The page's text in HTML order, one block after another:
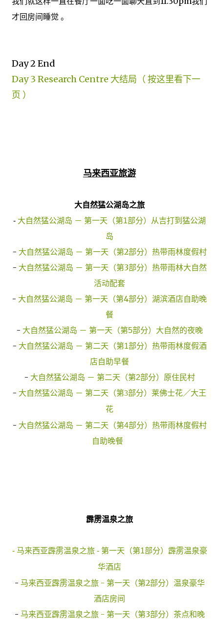
才回房间睡觉 。
Day 2 End
Day 3 Research Centre 大结局（ 按这里看下一
页 ）
马来西亚旅游
大自然猛公湖岛之旅
- 大自然猛公湖岛 － 第一天（第1部分）从吉打到猛公湖
岛
- 大自然猛公湖岛 － 第一天（第2部分）热带雨林度假村
- 大自然猛公湖岛 － 第一天（第3部分）热带雨林大自然
活动配套
- 大自然猛公湖岛 － 第一天（第4部分）湖滨酒店自助晚
餐
- 大自然猛公湖岛 － 第一天（第5部分）大自然的夜晚
- 大自然猛公湖岛 － 第二天（第1部分）热带雨林度假酒
店自助早餐
- 大自然猛公湖岛 － 第二天（第2部分）原住民村
- 大自然猛公湖岛 － 第二天（第3部分）莱佛士花／大王
花
- 大自然猛公湖岛 － 第二天（第4部分）热带雨林度假村
自助晚餐
霹雳温泉之旅
- 马来西亚霹雳温泉之旅 - 第一天（第1部分）霹雳温泉豪
华酒店
- 马来西亚霹雳温泉之旅 - 第一天（第2部分）温泉豪华
酒店房间
- 马来西亚霹雳温泉之旅 - 第一天（第3部分）茶点和晚